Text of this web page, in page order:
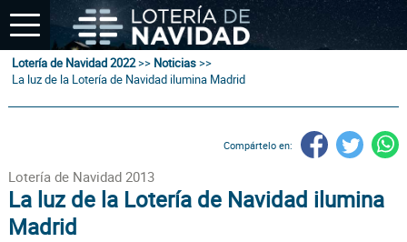
Lotería de Navidad 2022>> Noticias>>
La luz de la Lotería de Navidad ilumina Madrid
Compártelo en:
Lotería de Navidad 2013
La luz de la Lotería de Navidad ilumina
Madrid